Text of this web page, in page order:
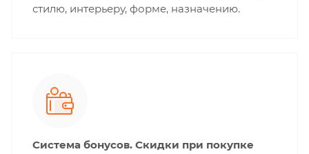
стилю, интерьеру, форме, назначению.
Система бонусов. Скидки при покупке